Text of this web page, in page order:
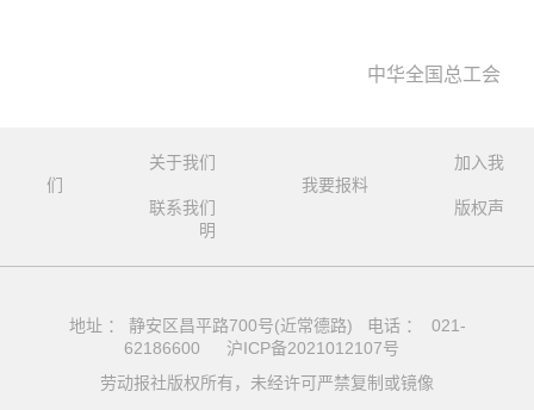
中华全国总工会
关于我们
加入我
们
我要报料
联系我们
版权声
明
地址 ： 静安区昌平路700号(近常德路) 电话 ： 021-
62186600
沪ICP备2021012107号
劳动报社版权所有，未经许可严禁复制或镜像